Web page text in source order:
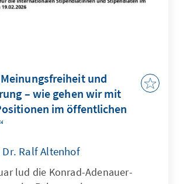
und
– wie gehen wir mit
im öffentlichen
Ralf Altenhof
lud die Konrad-Adenauer-